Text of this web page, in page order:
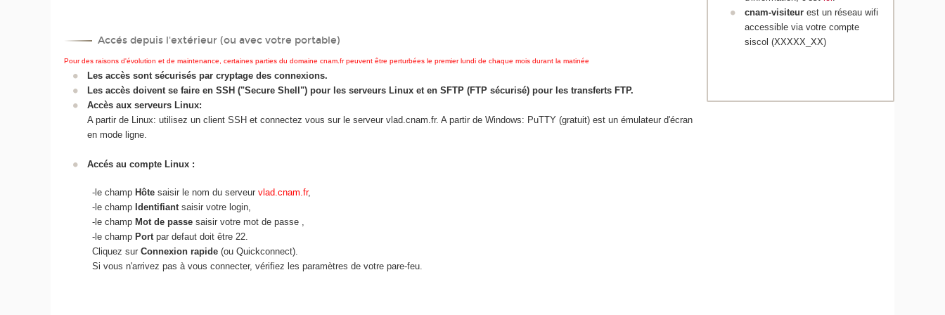
Accés depuis l'extérieur (ou avec votre portable)
Pour des raisons d'évolution et de maintenance, certaines parties du domaine cnam.fr peuvent être perturbées le premier lundi de chaque mois durant la matinée
Les accès sont sécurisés par cryptage des connexions.
Les accès doivent se faire en SSH ("Secure Shell") pour les serveurs Linux et en SFTP (FTP sécurisé) pour les transferts FTP.
Accès aux serveurs Linux:
A partir de Linux: utilisez un client SSH et connectez vous sur le serveur vlad.cnam.fr. A partir de Windows: PuTTY (gratuit) est un émulateur d'écran
en mode ligne.
Accés au compte Linux :
-le champ Hôtesaisir le nom du serveurvlad.cnam.fr,
-le champ Identifiantsaisir votre login,
-le champ Mot de passesaisir votre mot de passe ,
-le champ Portpar defaut doit être 22.
Cliquez surConnexion rapide (ou Quickconnect).
Si vous n'arrivez pas à vous connecter, vérifiez les paramètres de votre pare-feu.
cnam-visiteurest un réseau wifi
accessible via votre compte
siscol (XXXXX_XX)